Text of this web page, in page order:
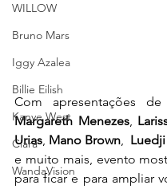
WILLOW
Bruno Mars
Iggy Azalea
Billie Eilish
Kanye West
Ciara
WandaVision
Com apresentações de
Margareth Menezes,
Urias, Mano Brown,
e muito mais, evento
para ficar e para ampliar